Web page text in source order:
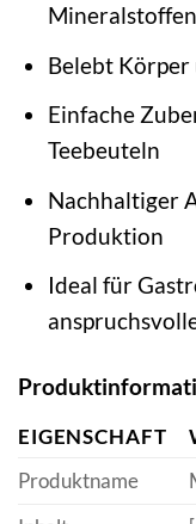
Mineralstoffen
Belebt Körper
Einfache
Teebeuteln
Nachhaltiger
Produktion
Ideal für
EIGENSCHAFT
Produktname